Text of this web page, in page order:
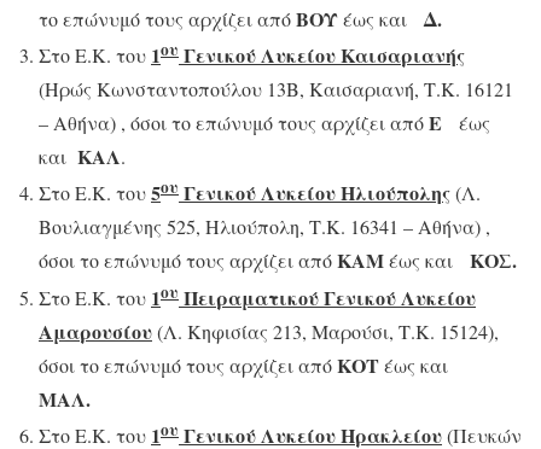
το επώνυμό τους αρχίζει απόΒΟΥέως και Δ.
Στο Ε.Κ. του 1ου Γενικού Λυκείου Καισαριανής
(Ηρώς Κωνσταντοπούλου 13Β, Καισαριανή, Τ.Κ. 16121
– Αθήνα) , όσοι το επώνυμό τους αρχίζει απόΕ έως
και ΚΑΛ.
Στο Ε.Κ. του5ου Γενικού Λυκείου Ηλιούπολης(Λ.
Βουλιαγμένης 525, Ηλιούπολη, Τ.Κ. 16341 – Αθήνα) ,
όσοι το επώνυμό τους αρχίζει απόΚΑΜέως και ΚΟΣ.
Στο Ε.Κ. του 1ου Πειραματικού Γενικού Λυκείου
Αμαρουσίου(Λ. Κηφισίας 213, Μαρούσι, Τ.Κ. 15124),
όσοι το επώνυμό τους αρχίζει απόΚΟΤέως και
ΜΑΛ.
Στο Ε.Κ. του 1ου Γενικού Λυκείου Ηρακλείου(Πευκών